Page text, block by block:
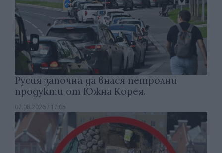
Русия започна да внася петролни
продукти от Южна Корея.
07.08.2026 / 17:05